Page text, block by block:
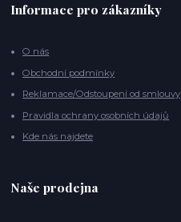
Informace pro zákazníky
O nás
Obchodní podmínky
Reklamace/Odstoupení od smlouvy
Pravidla ochrany osobních údajů
Kde nás najdete
Naše prodejna